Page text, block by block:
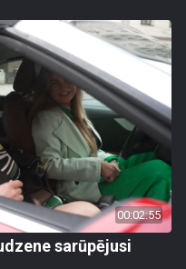
00:02:55
sarūpējusi